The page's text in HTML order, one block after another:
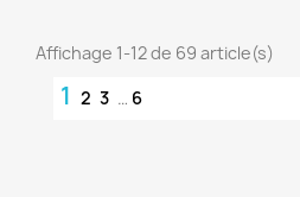
Affichage 1-12 de 69 article(s)
1 2 3 … 6